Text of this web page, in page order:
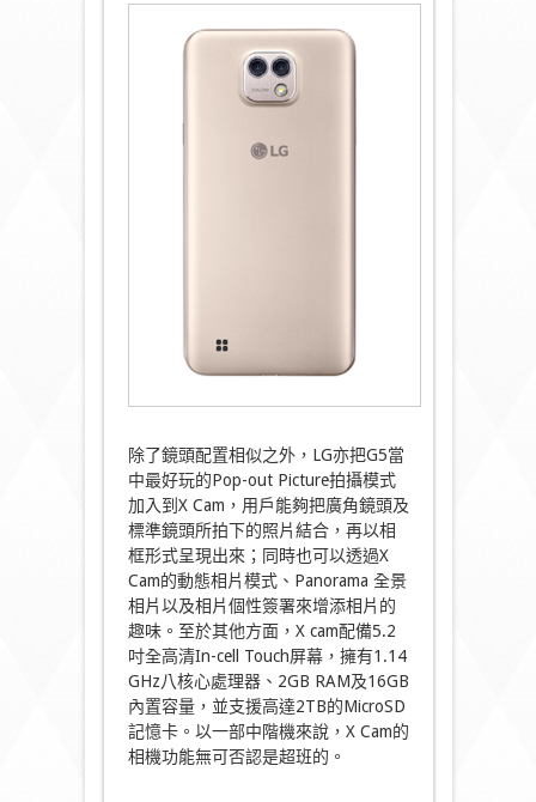
除了鏡頭配置相似之外，LG亦把G5當
中最好玩的Pop-out Picture拍攝模式
加入到X Cam，用戶能夠把廣角鏡頭及
標準鏡頭所拍下的照片結合，再以相
框形式呈現出來；同時也可以透過X
Cam的動態相片模式、Panorama 全景
相片以及相片個性簽署來增添相片的
趣味。至於其他方面，X cam配備5.2
吋全高清In-cell Touch屏幕，擁有1.14
GHz八核心處理器、2GB RAM及16GB
內置容量，並支援高達2TB的MicroSD
記憶卡。以一部中階機來說，X Cam的
相機功能無可否認是超班的。